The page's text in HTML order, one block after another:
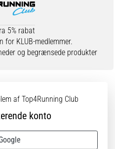
5% rabat
for KLUB-medlemmer.
og begrænsede produkter
af Top4Running Club
konto